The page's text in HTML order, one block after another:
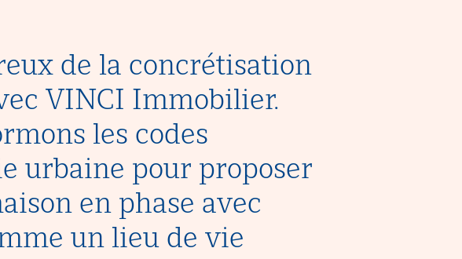
de la concrétisation
VINCI Immobilier.
les codes
urbaine pour proposer
en phase avec
un lieu de vie